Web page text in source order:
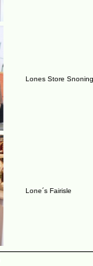
Lones Store
Lone´s Fairisle